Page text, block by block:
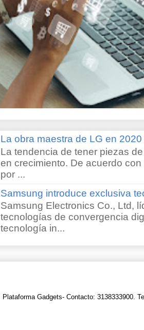
La obra maestra de LG en
La tendencia de tener piezas
en crecimiento. De acuerdo
por ...
Samsung introduce exclusiva
Samsung Electronics Co., Ltd,
tecnologías de convergencia
tecnología in...
Plataforma Gadgets- Contacto: 3138333900.